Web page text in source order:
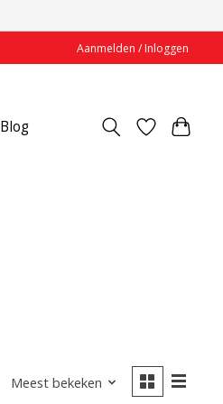
Aanmelden / Inloggen
Blog
Meest bekeken